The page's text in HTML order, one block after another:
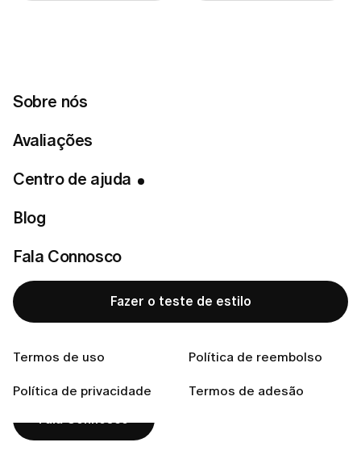
Sobre nós
Avaliações
Centro de ajuda
Blog
Fala Connosco
Fazer o teste de estilo
Termos de uso Política de reembolso
Política de privacidade Termos de adesão
Artigos em destaque
Não consigo fazer login. O que devo fazer?
Como cancelar a sua assinatura LUMI?
LUMI?
Não encontras a resposta
que procuras?
Fala Connosco